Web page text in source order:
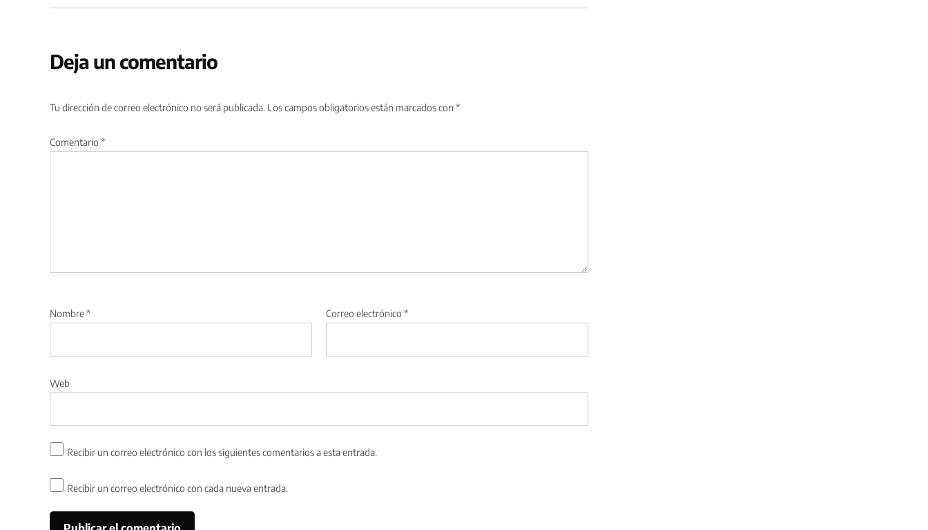
Deja un comentario
Tu dirección de correo electrónico no será publicada. Los campos obligatorios están marcados con *
Comentario *
Nombre* Correo electrónico *
Web
Recibir un correo electrónico con los siguientes comentarios a esta entrada.
Recibir un correo electrónico con cada nueva entrada.